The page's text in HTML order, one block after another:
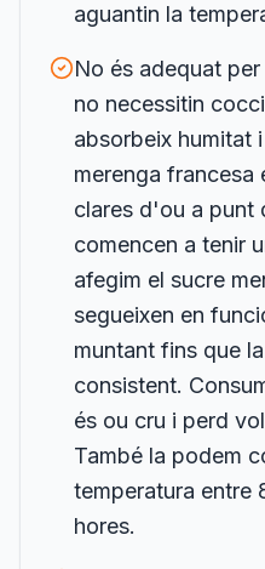
aguantin la
No és adequat
no necessitin
absorbeix humitat
merenga francesa
clares d'ou a punt
comencen a tenir
afegim el sucre
segueixen en
muntant fins que
consistent.
és ou cru i perd
També la podem
temperatura entre
hores.